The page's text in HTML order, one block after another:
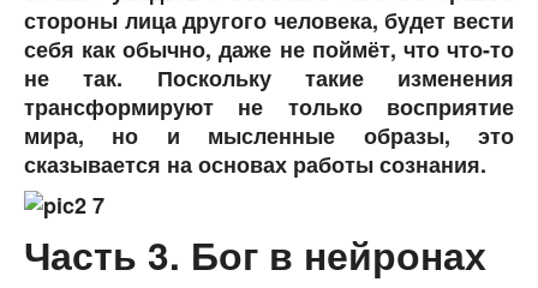
стороны лица другого человека, будет вести
себя как обычно, даже не поймёт, что что-то
не так. Поскольку такие изменения
трансформируют не только восприятие
мира, но и мысленные образы, это
сказывается на основах работы сознания.
Часть 3. Бог в нейронах